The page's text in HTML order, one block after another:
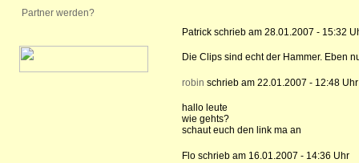
Partner werden?
Patrick schrieb am 28.01.2007 - 15:32
Die Clips sind echt der Hammer. Eben
robin schrieb am 22.01.2007 - 12:48 Uhr
hallo leute
wie gehts?
schaut euch den link ma an
Flo schrieb am 16.01.2007 - 14:36 Uhr